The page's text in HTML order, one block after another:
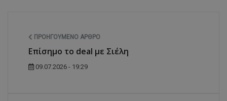
ΠΡΟΗΓΟΎΜΕΝΟ ΆΡΘΡΟ
Επίσημο το deal με Σιέλη
09.07.2026 - 19:29